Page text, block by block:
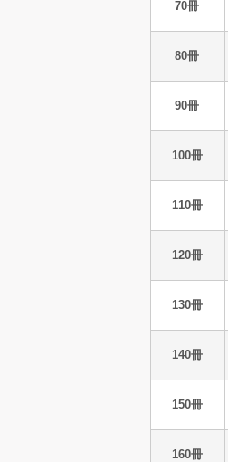
70冊
80冊
90冊
100冊
110冊
120冊
130冊
140冊
150冊
160冊